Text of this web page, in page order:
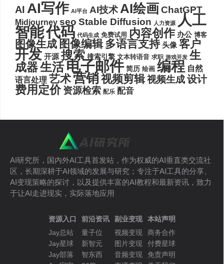
AI AI写作 AI平台 AI技术AI绘画ChatGPT
Midjourney seo Stable Diffusion 人力资源 人工
智能代码 代码生成 免费试用 内容创作 办公 博客
图像生成 图像编辑 多语言支持 头像 客户
开发 开源 搜索 搜索引擎 文本转语音 求职 游戏开发 生
成器生活电子邮件 简历 绘画 编程 自然
语言处理 艺术营销视频剪辑视频生成设计
费用定价 资源检索 配乐 配音
AI研究所，国内外AI工具首发站，作为权威的AI垂直类交流社
区，长期深耕于AI领域的发展与研究；专注于AI工具的分享、
AI变现策略的探讨，以及提供丰富的AI教程和最新资讯，致力
于让AI走进现实，实际落地应用
资源入口
Jay总站
Jay星球
Jay部落
前沿资讯
量子位
新智元
智东西
副业变现
视频变现
图片变现
音频变现
本站声明
商务合作
付费星球
免责声明